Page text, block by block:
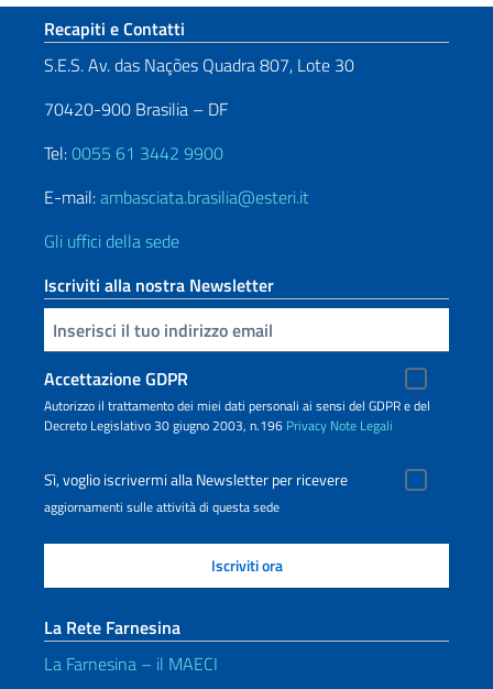
Sezione footer
Recapiti e Contatti
S.E.S. Av. das Nações Quadra 807, Lote 30
70420-900 Brasilia – DF
Tel:0055 61 3442 9900
E-mail:ambasciata.brasilia@esteri.it
Gli uffici della sede
Iscriviti alla nostra Newsletter
Inserisci la tua email
Accettazione GDPR
Autorizzo il trattamento dei miei dati personali ai sensi del GDPR e del
Decreto Legislativo 30 giugno 2003, n.196 Privacy Note Legali
Sì, voglio iscrivermi alla Newsletter per ricevere
aggiornamenti sulle attività di questa sede
La Rete Farnesina
La Farnesina – il MAECI